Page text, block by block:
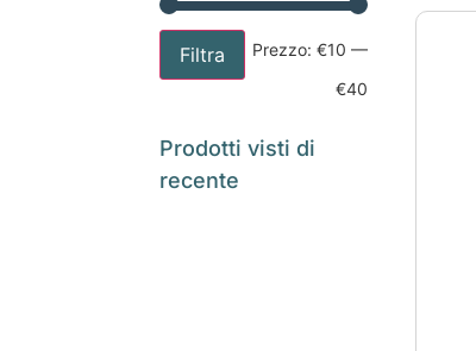
Filtra Prezzo:€10 —
€40
Prodotti visti di
recente